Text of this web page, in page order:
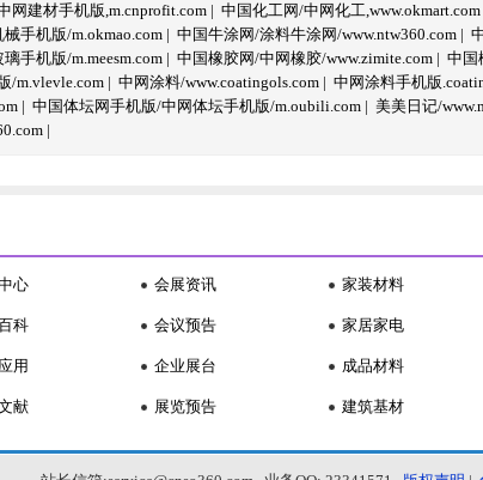
网建材手机版,m.cnprofit.com | 中国化工网/中网化工,www.okmart.com
手机版/m.okmao.com | 中国牛涂网/涂料牛涂网/www.ntw360.com |
手机版/m.meesm.com | 中国橡胶网/中网橡胶/www.zimite.com | 中国
/m.vlevle.com | 中网涂料/www.coatingols.com | 中网涂料手机版
| 中国体坛网手机版/中网体坛手机版/m.oubili.com | 美美日记/
|
心
科
用
献
会展资讯
会议预告
企业展台
展览预告
家装材料
家居家电
成品材料
建筑基材